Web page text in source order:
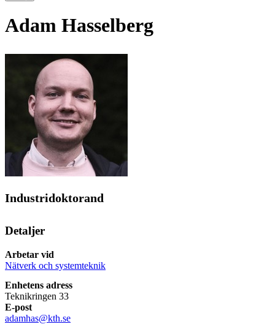
Adam Hasselberg
Industridoktorand
Detaljer
Arbetar vid
Nätverk och systemteknik
Enhetens adress
Teknikringen 33
E-post
adamhas@kth.se